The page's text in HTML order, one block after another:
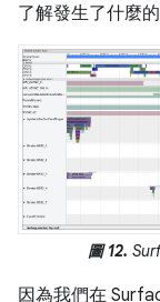
了解發生了什麼的
圖 12.
因為我們在